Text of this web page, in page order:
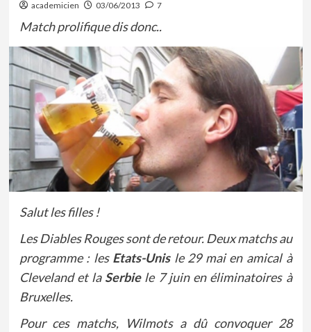
academicien 03/06/2013 7
Match prolifique dis donc..
Salut les filles !
Les Diables Rouges sont de retour. Deux matchs au
programme : les Etats-Unisle 29 mai en amical à
Cleveland et la Serbiele 7 juin en éliminatoires à
Bruxelles.
Pour ces matchs, Wilmots a dû convoquer 28